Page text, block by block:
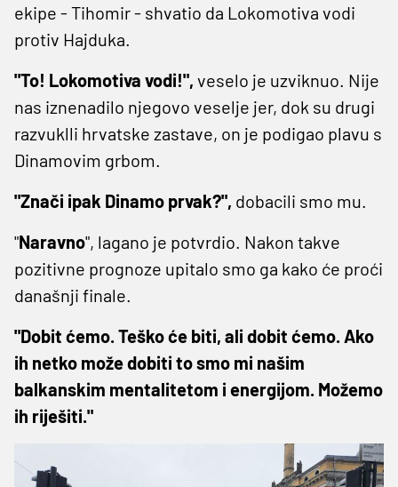
ekipe - Tihomir - shvatio da Lokomotiva vodi
protiv Hajduka.
"To! Lokomotiva vodi!", veselo je uzviknuo. Nije
nas iznenadilo njegovo veselje jer, dok su drugi
razvuklli hrvatske zastave, on je podigao plavu s
Dinamovim grbom.
"Znači ipak Dinamo prvak?", dobacili smo mu.
"Naravno", lagano je potvrdio. Nakon takve
pozitivne prognoze upitalo smo ga kako će proći
današnji finale.
"Dobit ćemo. Teško će biti, ali dobit ćemo. Ako
ih netko može dobiti to smo mi našim
balkanskim mentalitetom i energijom. Možemo
ih riješiti."